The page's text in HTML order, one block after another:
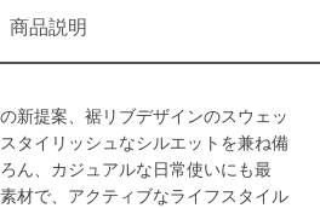
商品説明
新提案、裾リブデザインのスウェッ
タイリッシュなシルエットを兼ね備
ん、カジュアルな日常使いにも最
材で、アクティブなライフスタイル